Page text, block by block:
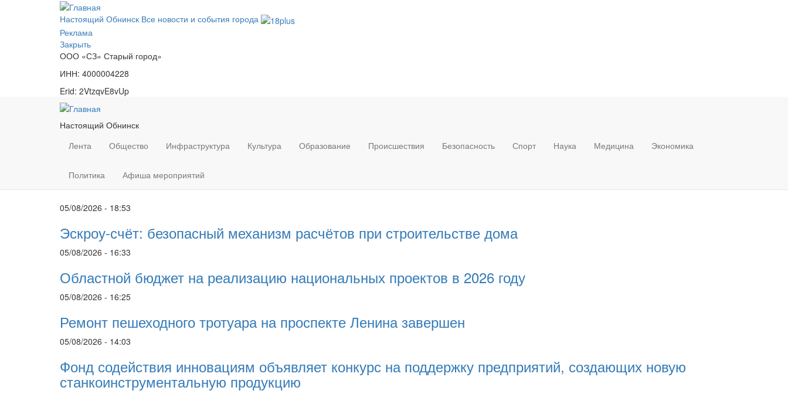
Настоящий Обнинск Все новости и события города
Реклама
Закрыть
ООО «СЗ» Старый город»
ИНН: 4000004228
Erid: 2VtzqvE8vUp
Настоящий Обнинск
Лента
Общество Инфраструктура Культура Образование Происшествия Безопасность Спорт Наука Медицина Экономика
Политика Афиша мероприятий
05/08/2026 - 18:53
Эскроу-счёт: безопасный механизм расчётов при строительстве дома
05/08/2026 - 16:33
Областной бюджет на реализацию национальных проектов в 2026 году
05/08/2026 - 16:25
Ремонт пешеходного тротуара на проспекте Ленина завершен
05/08/2026 - 14:03
Фонд содействия инновациям объявляет конкурс на поддержку предприятий, создающих новую
станкоинструментальную продукцию